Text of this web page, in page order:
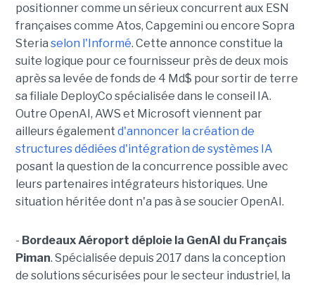
positionner comme un sérieux concurrent aux ESN
françaises comme Atos, Capgemini ou encore Sopra
Steria selon l'Informé. Cette annonce constitue la
suite logique pour ce fournisseur près de deux mois
après sa levée de fonds de 4 Md$ pour sortir de terre
sa filiale DeployCo spécialisée dans le conseil IA.
Outre OpenAI, AWS et Microsoft viennent par
ailleurs également d'annoncer la création de
structures dédiées d'intégration de systèmes IA
posant la question de la concurrence possible avec
leurs partenaires intégrateurs historiques. Une
situation héritée dont n'a pas à se soucier OpenAI.
- Bordeaux Aéroport déploie la GenAI du Français
Piman. Spécialisée depuis 2017 dans la conception
de solutions sécurisées pour le secteur industriel, la